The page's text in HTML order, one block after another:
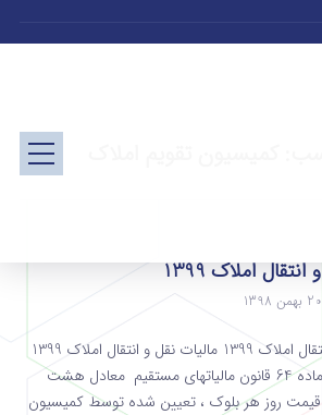
املاک 1399
مالیات نقل و انتقال املاک 1399 مالیات نقل و انتقال املاک 1399
براساس صدر ماده 64 قانون مالیاتهای مستقیم معادل هشت
قیمت روز هر بلوک ، تعیین شده توسط کمیسیون